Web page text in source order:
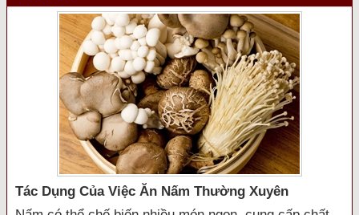
Tác Dụng Của Việc Ăn Nấm Thường Xuyên